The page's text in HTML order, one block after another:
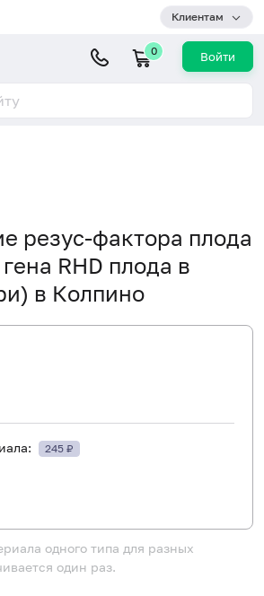
Клиентам
0 Войти
резус-фактора плода
RHD плода в
в Колпино
245 ₽
одного типа для разных
один раз.